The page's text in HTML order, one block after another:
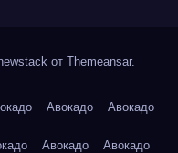
от Themeansar.
Авокадо Авокадо
Авокадо Авокадо